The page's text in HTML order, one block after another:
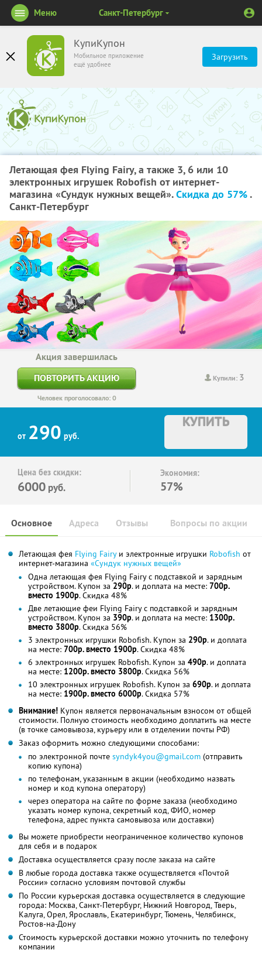
КупиКупон
Мобильное приложение
ещё удобнее
Загрузить
Меню Санкт-Петербург
Летающая фея Flying Fairy, а также 3, 6 или 10
электронных игрушек Robofish от интернет-
магазина «Сундук нужных вещей».Скидка до 57%.
Санкт-Петербург
Купили: 3
Акция завершилась
ПОВТОРИТЬ АКЦИЮ
Человек проголосовало: 0
от 290 руб.
КУПИТЬ
Цена без скидки:
6000 руб.
Экономия:
57%
Основное Отзывы Вопросы по акции
Адреса
Летающая фея Flying Fairy и электронные игрушки Robofish от
интернет-магазина «Сундук нужных вещей»
Одна летающая фея Flying Fairy с подставкой и зарядным
устройством. Купон за 290р. и доплата на месте: 700р.
вместо 1900р. Скидка 48%
Две летающие феи Flying Fairy с подставкой и зарядным
устройством. Купон за 390р. и доплата на месте: 1300р.
вместо 3800р. Скидка 56%
3 электронных игрушки Robofish. Купон за 290р. и доплата
на месте: 700р. вместо 1900р. Скидка 48%
6 электронных игрушек Robofish. Купон за 490р. и доплата
на месте: 1200р. вместо 3800р. Скидка 56%
10 электронных игрушек Robofish. Купон за 690р. и доплата
на месте: 1900р. вместо 6000р. Скидка 57%
Внимание! Купон является первоначальным взносом от общей
стоимости. Полную стоимость необходимо доплатить на месте
(в точке самовывоза, курьеру или в отделении почты РФ)
Заказ оформить можно следующими способами:
по электронной почте syndyk4you@gmail.com (отправить
копию купона)
по телефонам, указанным в акции (необходимо назвать
номер и код купона оператору)
через оператора на сайте по форме заказа (необходимо
указать номер купона, секретный код, ФИО, номер
телефона, адрес пункта самовывоза или доставки)
Вы можете приобрести неограниченное количество купонов
для себя и в подарок
Доставка осуществляется сразу после заказа на сайте
В любые города доставка также осуществляется «Почтой
России» согласно условиям почтовой службы
По России курьерская доставка осуществляется в следующие
города: Москва, Санкт-Петербург, Нижний Новгород, Тверь,
Калуга, Орел, Ярославль, Екатеринбург, Тюмень, Челябинск,
Ростов-на-Дону
Стоимость курьерской доставки можно уточнить по телефону
компании